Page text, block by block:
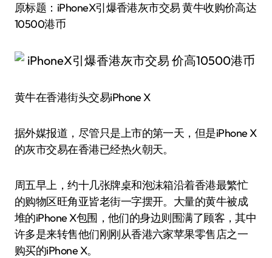
原标题：iPhoneX引爆香港灰市交易 黄牛收购价高达
10500港币
黄牛在香港街头交易iPhone X
据外媒报道，尽管只是上市的第一天，但是iPhone X
的灰市交易在香港已经热火朝天。
周五早上，约十几张牌桌和泡沫箱沿着香港最繁忙
的购物区旺角亚皆老街一字摆开。大量的黄牛被成
堆的iPhone X包围，他们的身边则围满了顾客，其中
许多是来转售他们刚刚从香港六家苹果零售店之一
购买的iPhone X。